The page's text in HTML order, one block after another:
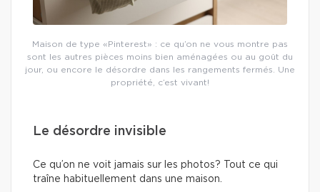
Maison de type «Pinterest» : ce qu’on ne vous montre pas
sont les autres pièces moins bien aménagées ou au goût du
jour, ou encore le désordre dans les rangements fermés. Une
propriété, c’est vivant!
Le désordre invisible
Ce qu’on ne voit jamais sur les photos? Tout ce qui
traîne habituellement dans une maison.